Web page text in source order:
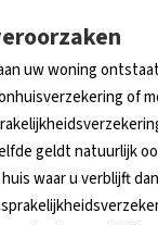
uw woning
of
geldt natuurlijk
waar u verblijft